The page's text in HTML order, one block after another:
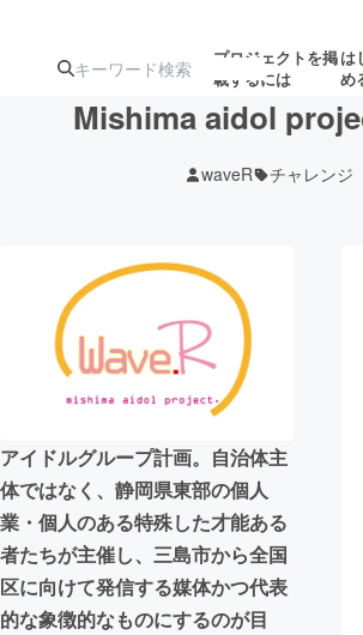
プロジェクトを掲
載するには
は
め
アート・写真
テクノロジー・ガジェット
映像・映画
ビジネス・起業
まちづくり・地域活性化
Mishima aidol
waveR チャレンジ
アイドルグループ計画。自治体主
体ではなく、静岡県東部の個人
業・個人のある特殊した才能ある
者たちが主催し、三島市から全国
区に向けて発信する媒体かつ代表
的な象徴的なものにするのが目